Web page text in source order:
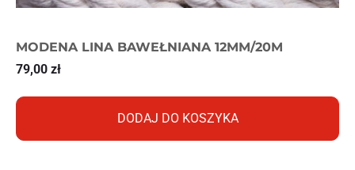
MODENA LINA BAWEŁNIANA 12MM/20M
79,00 zł
DODAJ DO KOSZYKA